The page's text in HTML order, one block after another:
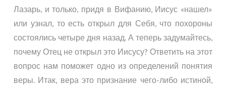
Лазарь, и только, придя в Вифанию, Иисус «нашел»
или узнал, то есть открыл для Себя, что похороны
состоялись четыре дня назад. А теперь задумайтесь,
почему Отец не открыл это Иисусу? Ответить на этот
вопрос нам поможет одно из определений понятия
веры. Итак, вера это признание чего-либо истиной,